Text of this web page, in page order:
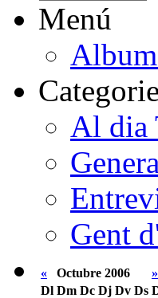
Menú
Al dia
Gent
« Octubre 2006
»
Dl Dm Dc Dj Dv Ds